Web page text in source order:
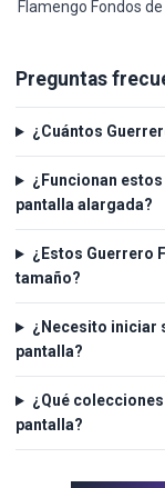
Flamengo Fondos
Preguntas
¿Cuántos
¿Funcionan
pantalla alargada?
¿Estos Guerrero
tamaño?
¿Necesito iniciar
pantalla?
¿Qué
pantalla?